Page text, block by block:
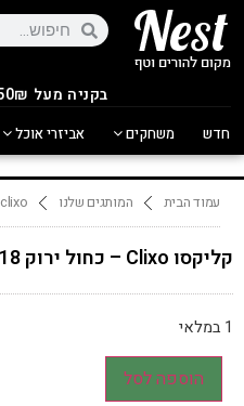
בקניה מעל 250 ₪
חדש משחקים אביזרי אוכל
עמוד הבית המותגים שלנו clixo קליקסו
קליקסו Clixo – כחול ירוק 18 חלקים
1 במלאי
הוספה לסל